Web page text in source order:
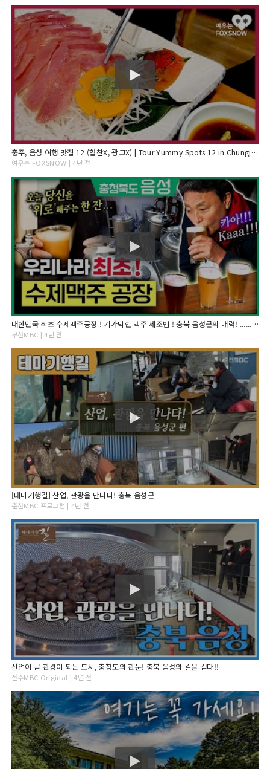
충주, 음성 여행 맛집 12 (협찬X, 광고X) | Tour Yummy Spots 12 in Chungju, Eumseong
여우눈 FOXSNOW | 4년 전
대한민국 최초 수제맥주공장 ! 기가막힌 맥주 제조법 ! 충북 음성군의 매력! ............... [ 최주봉 부산MBC 테마기행길 211230 ]
부산MBC | 4년 전
[테마기행길] 산업, 관광을 만나다! 충북 음성군
춘천MBC 프로그램 | 4년 전
산업이 곧 관광이 되는 도시, 충청도의 관문! 충북 음성의 길을 걷다!!
전주MBC Original | 4년 전